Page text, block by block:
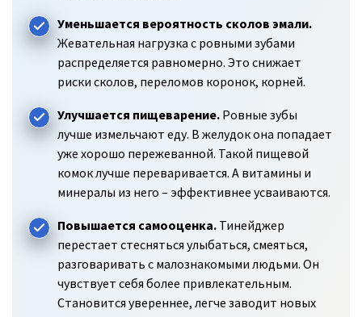
Уменьшается вероятность сколов эмали.
Жевательная нагрузка с ровными зубами
распределяется равномерно. Это снижает
риски сколов, переломов коронок, корней.
Улучшается пищеварение. Ровные зубы
лучше измельчают еду. В желудок она попадает
уже хорошо пережеванной. Такой пищевой
комок лучше переваривается. А витамины и
минералы из него – эффективнее усваиваются.
Повышается самооценка. Тинейджер
перестает стесняться улыбаться, смеяться,
разговаривать с малознакомыми людьми. Он
чувствует себя более привлекательным.
Становится увереннее, легче заводит новых